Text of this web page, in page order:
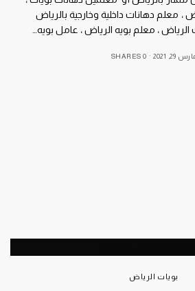
، معلم دهانات داخلية وخارجية بالرياض
، معلم بويه الرياض ، عامل بويه…
29, 2021
0 SHARES
بويات الرياض